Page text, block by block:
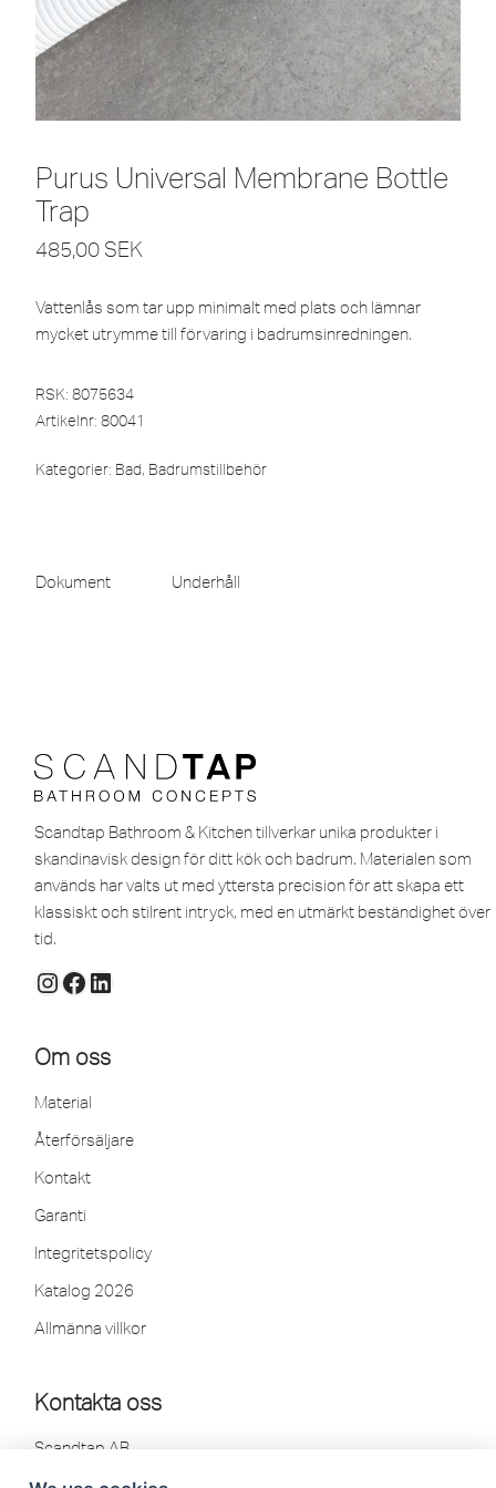
Purus Universal Membrane Bottle
Trap
485,00 SEK
Vattenlås som tar upp minimalt med plats och lämnar
mycket utrymme till förvaring i badrumsinredningen.
RSK: 8075634
Artikelnr: 80041
Kategorier: Bad, Badrumstillbehör
Dokument Underhåll
Scandtap Bathroom & Kitchen tillverkar unika produkter i
skandinavisk design för ditt kök och badrum. Materialen som
används har valts ut med yttersta precision för att skapa ett
klassiskt och stilrent intryck, med en utmärkt beständighet över
tid.
Om oss
Material
Återförsäljare
Kontakt
Garanti
Integritetspolicy
Katalog 2026
Allmänna villkor
Kontakta oss
Scandtap AB